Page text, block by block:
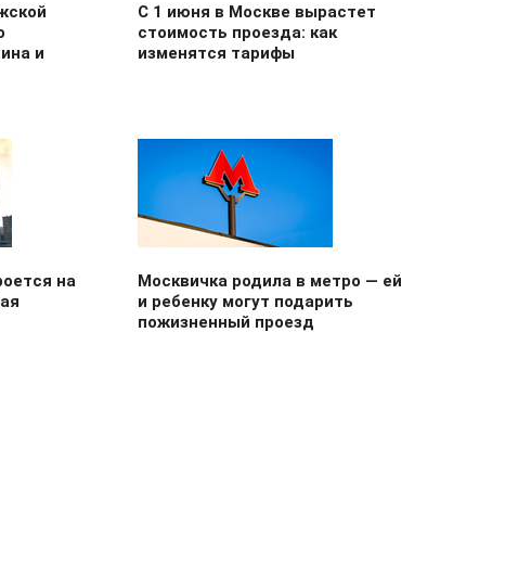
и
С 1 июня в Москве вырастет
стоимость проезда: как
изменятся тарифы
на
Москвичка родила в метро — ей
и ребенку могут подарить
пожизненный проезд